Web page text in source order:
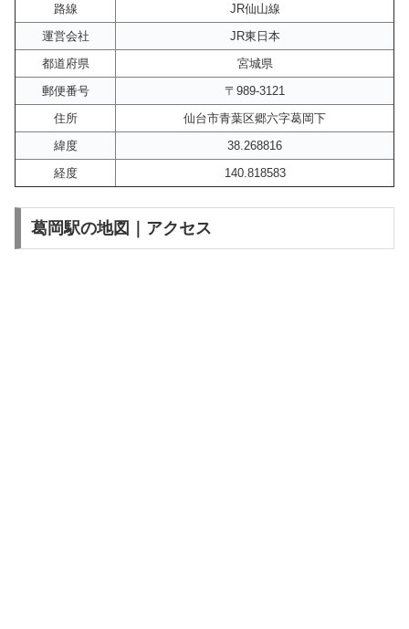
路線
JR仙山線
運営会社
JR東日本
都道府県
宮城県
郵便番号
〒989-3121
住所
仙台市青葉区郷六字葛岡下
緯度
38.268816
経度
140.818583
葛岡駅の地図｜アクセス